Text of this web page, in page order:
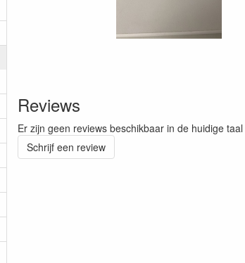
Reviews
Er zijn geen reviews beschikbaar in de huidige taal
Schrijf een review